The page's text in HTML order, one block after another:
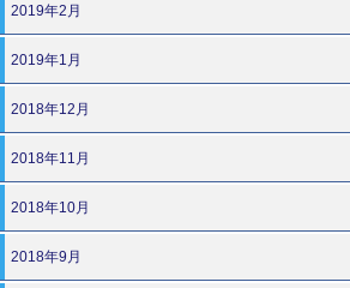
2019年2月
2019年1月
2018年12月
2018年11月
2018年10月
2018年9月